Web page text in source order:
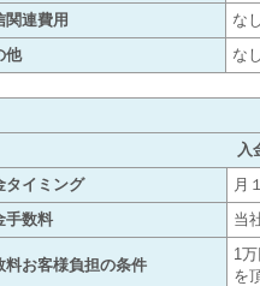
関連費用
なし
他
なし
入
タイミング
月
手数料
当
料お客様負担の条件
1
を